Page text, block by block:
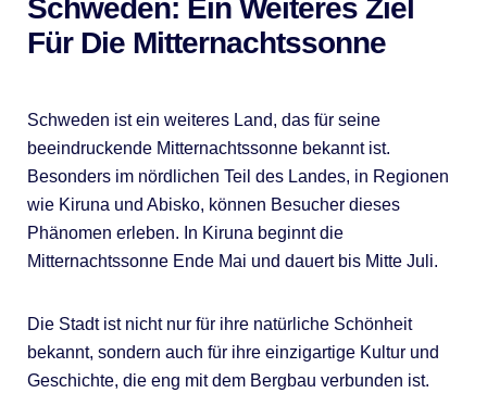
Schweden: Ein Weiteres Ziel
Für Die Mitternachtssonne
Schweden ist ein weiteres Land, das für seine
beeindruckende Mitternachtssonne bekannt ist.
Besonders im nördlichen Teil des Landes, in Regionen
wie Kiruna und Abisko, können Besucher dieses
Phänomen erleben. In Kiruna beginnt die
Mitternachtssonne Ende Mai und dauert bis Mitte Juli.
Die Stadt ist nicht nur für ihre natürliche Schönheit
bekannt, sondern auch für ihre einzigartige Kultur und
Geschichte, die eng mit dem Bergbau verbunden ist.